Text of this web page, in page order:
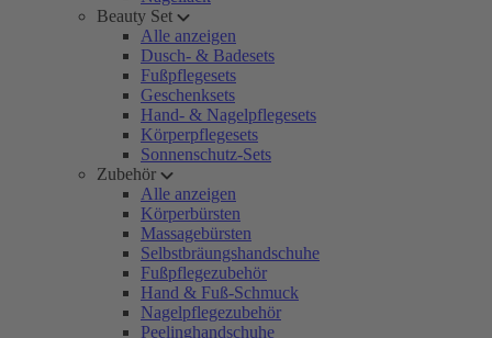
Beauty Set
Alle anzeigen
Dusch- & Badesets
Fußpflegesets
Geschenksets
Hand- & Nagelpflegesets
Körperpflegesets
Sonnenschutz-Sets
Zubehör
Alle anzeigen
Körperbürsten
Massagebürsten
Selbstbräungshandschuhe
Fußpflegezubehör
Hand & Fuß-Schmuck
Nagelpflegezubehör
Peelinghandschuhe